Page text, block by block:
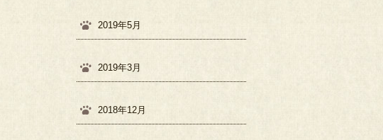
2019年5月
2019年3月
2018年12月